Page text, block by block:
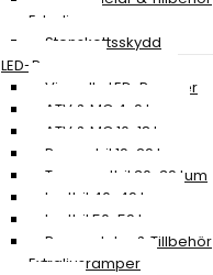
Extraljus
Stenskottsskydd
LED-Ramper
Visa alla LED-Ramper
ATV & MC 4-9 tum
ATV & MC 10-18 tum
Personbil 19-29 tum
Transportbil 30-39 tum
Lastbil 40-49 tum
Lastbil 50-59 tum
Reservdelar & Tillbehör
Extraljusramper